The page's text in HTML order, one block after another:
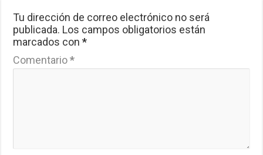
Tu dirección de correo electrónico no será
publicada. Los campos obligatorios están
marcados con*
Comentario*